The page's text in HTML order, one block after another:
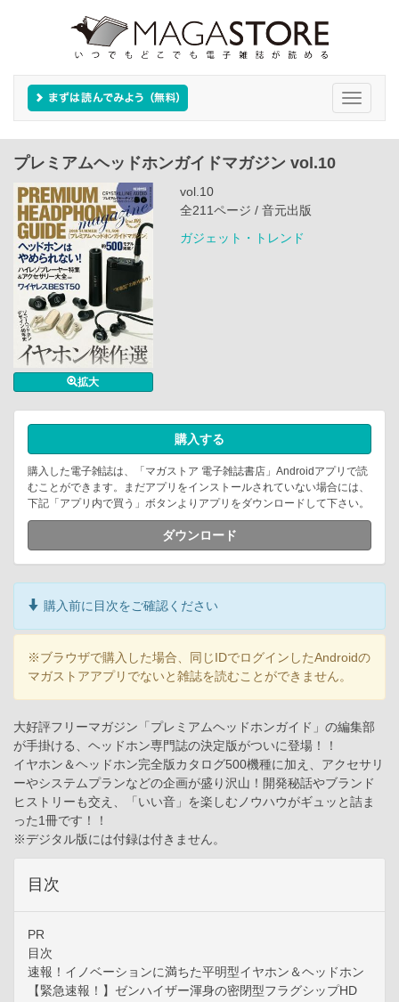
Toggle
プレミアムヘッドホンガイドマガジン vol.10
拡大
vol.10
全211ページ / 音元出版
ガジェット・トレンド
購入する
購入した電子雑誌は、「マガストア 電子雑誌書店」Androidアプリで読
むことができます。まだアプリをインストールされていない場合には、
下記「アプリ内で買う」ボタンよりアプリをダウンロードして下さい。
ダウンロード
購入前に目次をご確認ください
※ブラウザで購入した場合、同じIDでログインしたAndroidの
マガストアアプリでないと雑誌を読むことができません。
大好評フリーマガジン「プレミアムヘッドホンガイド」の編集部
が手掛ける、ヘッドホン専門誌の決定版がついに登場！！
イヤホン＆ヘッドホン完全版カタログ500機種に加え、アクセサリ
ーやシステムプランなどの企画が盛り沢山！開発秘話やブランド
ヒストリーも交え、「いい音」を楽しむノウハウがギュッと詰ま
った1冊です！！
※デジタル版には付録は付きません。
目次
PR
目次
速報！イノベーションに満ちた平明型イヤホン＆ヘッドホン
【緊急速報！】ゼンハイザー渾身の密閉型フラグシップHD